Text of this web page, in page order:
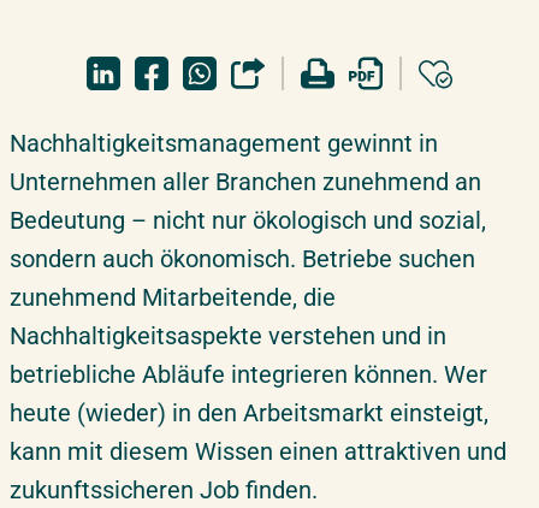
Detaillierte Seminarinhalte
Aktuelle Termine & Buchung
Geschichte
Erfahrungen unserer Teilnehmer
Ihre Extras bei uns
Suche
Team
Überblick & Relevanz
Nachhaltigkeitsmanagement gewinnt in
Unternehmen aller Branchen zunehmend an
Bedeutung – nicht nur ökologisch und sozial,
sondern auch ökonomisch. Betriebe suchen
zunehmend Mitarbeitende, die
Nachhaltigkeitsaspekte verstehen und in
betriebliche Abläufe integrieren können. Wer
heute (wieder) in den Arbeitsmarkt einsteigt,
kann mit diesem Wissen einen attraktiven und
zukunftssicheren Job finden.